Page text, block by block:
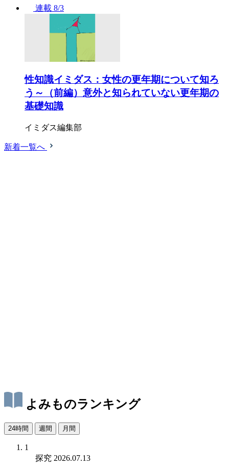
連載 8/3
性知識イミダス：女性の更年期について知ろ
う～（前編）意外と知られていない更年期の
基礎知識
イミダス編集部
新着一覧へ
よみものランキング
24時間 週間 月間
1
探究 2026.07.13